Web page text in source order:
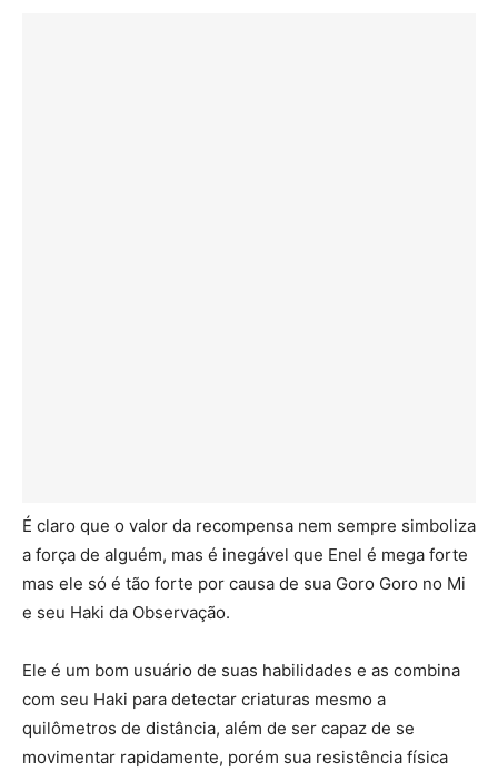
É claro que o valor da recompensa nem sempre simboliza
a força de alguém, mas é inegável que Enel é mega forte
mas ele só é tão forte por causa de sua Goro Goro no Mi
e seu Haki da Observação.
Ele é um bom usuário de suas habilidades e as combina
com seu Haki para detectar criaturas mesmo a
quilômetros de distância, além de ser capaz de se
movimentar rapidamente, porém sua resistência física